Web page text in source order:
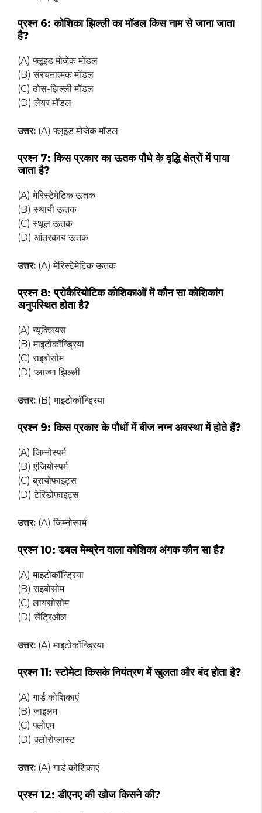
प्रश्न 6: कोशिका झिल्ली का मॉडल किस नाम से जाना जाता
है?
(A) फ्लूइड मोजेक मॉडल
(B) संरचनात्मक मॉडल
(C) ठोस-झिल्ली मॉडल
(D) लेयर मॉडल
उत्तर: (A) फ्लूइड मोजेक मॉडल
प्रश्न 7: किस प्रकार का ऊतक पौधे के वृद्धि क्षेत्रों में पाया
जाता है?
(A) मेरिस्टेमेटिक ऊतक
(B) स्थायी ऊतक
(C) स्थूल ऊतक
(D) आंतरकाय ऊतक
उत्तर: (A) मेरिस्टेमेटिक ऊतक
प्रश्न 8: प्रोकैरियोटिक कोशिकाओं में कौन सा कोशिकांग
अनुपस्थित होता है?
(A) न्यूक्लियस
(B) माइटोकॉन्ड्रिया
(C) राइबोसोम
(D) प्लाज्मा झिल्ली
उत्तर: (B) माइटोकॉन्ड्रिया
प्रश्न 9: किस प्रकार के पौधों में बीज नग्न अवस्था में होते हैं?
(A) जिम्नोस्पर्म
(B) एंजियोस्पर्म
(C) ब्रायोफाइट्स
(D) टेरिडोफाइट्स
उत्तर: (A) जिम्नोस्पर्म
प्रश्न 10: डबल मेम्ब्रेन वाला कोशिका अंगक कौन सा है?
(A) माइटोकॉन्ड्रिया
(B) राइबोसोम
(C) लायसोसोम
(D) सेंट्रिओल
उत्तर: (A) माइटोकॉन्ड्रिया
प्रश्न 11: स्टोमेटा किसके नियंत्रण में खुलता और बंद होता है?
(A) गार्ड कोशिकाएं
(B) जाइलम
(C) फ्लोएम
(D) क्लोरोप्लास्ट
उत्तर: (A) गार्ड कोशिकाएं
प्रश्न 12: डीएनए की खोज किसने की?